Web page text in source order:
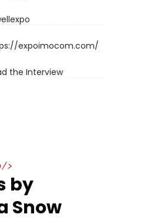
expoimocom.com/
the Interview
by
Snow